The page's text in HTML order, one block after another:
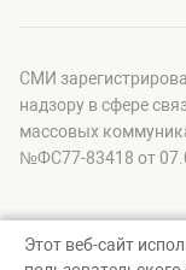
СМИ
надзору в сфере
массовых
№ФС77-83418 от
Этот веб-сайт